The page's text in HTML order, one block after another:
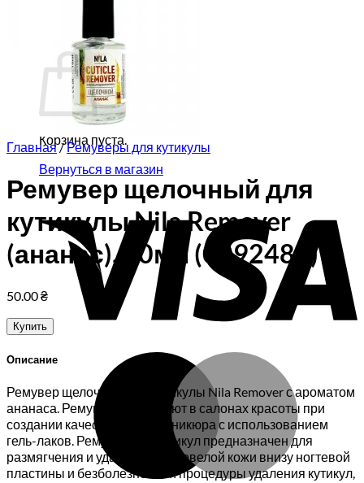
Корзина
Корзина пуста.
Вернуться в магазин
Главная/ Ремуверы для кутикулы
Ремувер щелочный для
кутикулы Nila Remover
(ананас), 10мл (0092485)
50.00₴
Купить
Описание
Ремувер щелочный для кутикулы Nila Remover с ароматом
ананаса. Ремувер используют в салонах красоты при
создании качественного маникюра с использованием
гель-лаков. Ремувер для кутикул предназначен для
размягчения и удаления ороговелой кожи внизу ногтевой
пластины и безболезненной процедуры удаления кутикул,